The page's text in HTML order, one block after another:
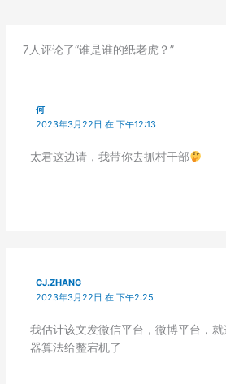
7人评论了“谁是谁的纸老虎？”
何
2023年3月22日 在 下午12:13
太君这边请，我带你去抓村干部
CJ.ZHANG
2023年3月22日 在 下午2:25
我估计该文发微信平台，微博平台，
器算法给整宕机了